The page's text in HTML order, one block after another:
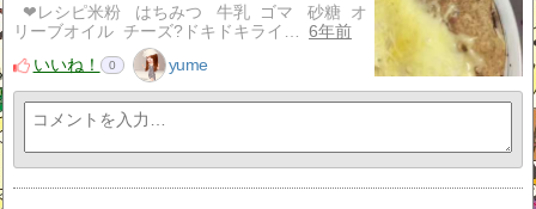
❤レシピ米粉 はちみつ 牛乳 ゴマ 砂糖 オ
リーブオイル チーズ?ドキドキライ…
6年前
いいね！
0 yume